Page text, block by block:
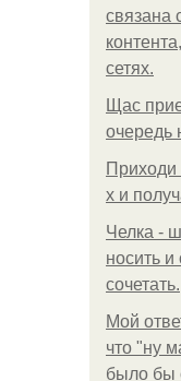
связана
сетях.
Щас
очередь
Приходи
х и
Челка -
носить и
сочетать.
Мой
что "ну
было бы